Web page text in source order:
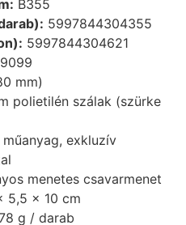
B355
5997844304355
5997844304621
mm)
polietilén szálak (szürke
exkluzív
menetes csavarmenet
5,5 x 10 cm
g / darab